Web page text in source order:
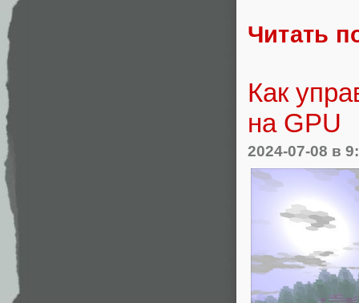
Читать
Как
на GPU
2024-07-08 в